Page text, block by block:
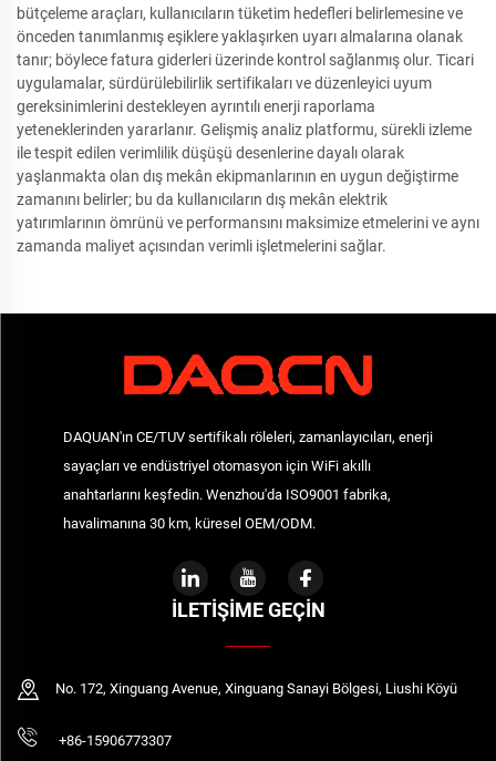
bütçeleme araçları, kullanıcıların tüketim hedefleri belirlemesine ve
önceden tanımlanmış eşiklere yaklaşırken uyarı almalarına olanak
tanır; böylece fatura giderleri üzerinde kontrol sağlanmış olur. Ticari
uygulamalar, sürdürülebilirlik sertifikaları ve düzenleyici uyum
gereksinimlerini destekleyen ayrıntılı enerji raporlama
yeteneklerinden yararlanır. Gelişmiş analiz platformu, sürekli izleme
ile tespit edilen verimlilik düşüşü desenlerine dayalı olarak
yaşlanmakta olan dış mekân ekipmanlarının en uygun değiştirme
zamanını belirler; bu da kullanıcıların dış mekân elektrik
yatırımlarının ömrünü ve performansını maksimize etmelerini ve aynı
zamanda maliyet açısından verimli işletmelerini sağlar.
DAQUAN'ın CE/TUV sertifikalı röleleri, zamanlayıcıları, enerji
sayaçları ve endüstriyel otomasyon için WiFi akıllı
anahtarlarını keşfedin. Wenzhou'da ISO9001 fabrika,
havalimanına 30 km, küresel OEM/ODM.
İLETIŞIME GEÇIN
No. 172, Xinguang Avenue, Xinguang Sanayi Bölgesi, Liushi Köyü
+86-15906773307